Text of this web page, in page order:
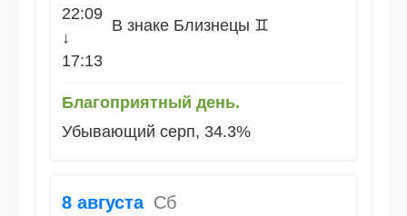
22:09
↓
17:13
В знаке Близнецы ♊
Благоприятный день.
Убывающий серп, 34.3%
8 августа Сб